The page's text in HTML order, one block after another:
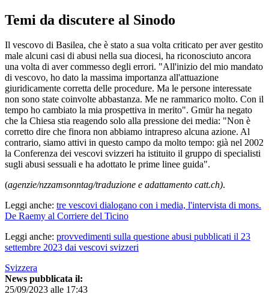
Temi da discutere al Sinodo
Il vescovo di Basilea, che è stato a sua volta criticato per aver gestito
male alcuni casi di abusi nella sua diocesi, ha riconosciuto ancora
una volta di aver commesso degli errori. "All'inizio del mio mandato
di vescovo, ho dato la massima importanza all'attuazione
giuridicamente corretta delle procedure. Ma le persone interessate
non sono state coinvolte abbastanza. Me ne rammarico molto. Con il
tempo ho cambiato la mia prospettiva in merito". Gmür ha negato
che la Chiesa stia reagendo solo alla pressione dei media: "Non è
corretto dire che finora non abbiamo intrapreso alcuna azione. Al
contrario, siamo attivi in questo campo da molto tempo: già nel 2002
la Conferenza dei vescovi svizzeri ha istituito il gruppo di specialisti
sugli abusi sessuali e ha adottato le prime linee guida".
(agenzie/nzzamsonntag/traduzione e adattamento catt.ch).
Leggi anche: tre vescovi dialogano con i media, l'intervista di mons.
De Raemy al Corriere del Ticino
Leggi anche: provvedimenti sulla questione abusi pubblicati il 23
settembre 2023 dai vescovi svizzeri
Svizzera
News pubblicata il:
25/09/2023 alle 17:43